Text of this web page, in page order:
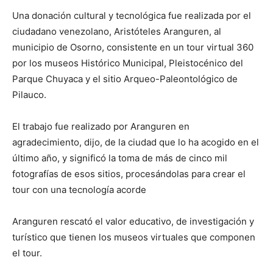
Una donación cultural y tecnológica fue realizada por el
ciudadano venezolano, Aristóteles Aranguren, al
municipio de Osorno, consistente en un tour virtual 360
por los museos Histórico Municipal, Pleistocénico del
Parque Chuyaca y el sitio Arqueo-Paleontológico de
Pilauco.
El trabajo fue realizado por Aranguren en
agradecimiento, dijo, de la ciudad que lo ha acogido en el
último año, y significó la toma de más de cinco mil
fotografías de esos sitios, procesándolas para crear el
tour con una tecnología acorde
Aranguren rescató el valor educativo, de investigación y
turístico que tienen los museos virtuales que componen
el tour.